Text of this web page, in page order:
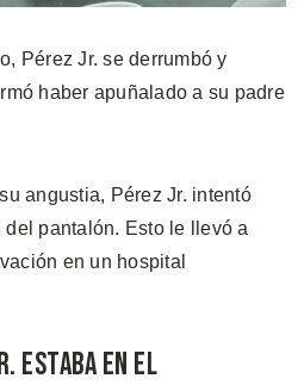
Pérez Jr. se derrumbó y
haber apuñalado a su padre
angustia, Pérez Jr. intentó
pantalón. Esto le llevó a
en un hospital
Estaba en el